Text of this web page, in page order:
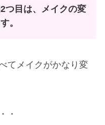
つ目は、メイクの変
。
てメイクがかなり変
・